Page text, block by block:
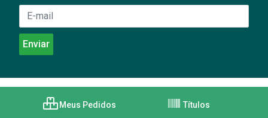
Meus Pedidos Títulos